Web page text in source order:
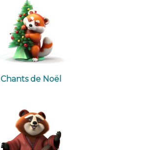
Chants de Noël